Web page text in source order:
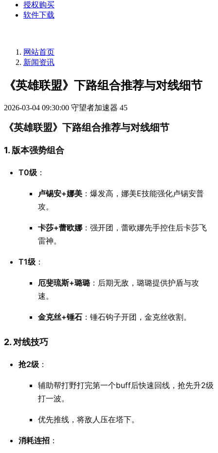
授权购买
软件下载
网站首页
新闻资讯
《英雄联盟》下路组合推荐与对线细节
2026-03-04 09:30:00 守望者加速器 45
《英雄联盟》下路组合推荐与对线细节
1. 版本强势组合
T0级 ：
卢锡安+娜美 ：爆发高，娜美E技能强化卢锡安普
攻。
卡莎+蕾欧娜 ：强开团，蕾欧娜先手控住后卡莎飞
雷神。
T1级 ：
厄斐琉斯+璐璐：后期无敌，璐璐提供护盾与攻
速。
金克丝+锤石 ：锤石钩子开团，金克丝收割。
2. 对线技巧
抢2级 ：
辅助帮打野打完第一个buff后快速回线，抢先升2级
打一波。
优先推线，将敌人压在塔下。
消耗连招 ：